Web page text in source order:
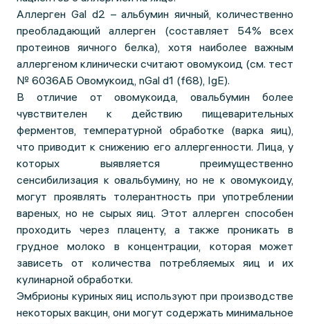
Аллерген Gal d2 – альбумин яичный, количественно
преобладающий аллерген (составляет 54% всех
протеинов яичного белка), хотя наиболее важным
аллергеном клинически считают овомукоид (см. тест
№ 6036АБ Овомукоид, nGal d1 (f68), IgE).
В отличие от овомукоида, овальбумин более
чувствителен к действию пищеварительных
ферментов, температурной обработке (варка яиц),
что приводит к снижению его аллергенности. Лица, у
которых выявляется преимущественно
сенсибилизация к овальбумину, но не к овомукоиду,
могут проявлять толерантность при употреблении
вареных, но не сырых яиц. Этот аллерген способен
проходить через плаценту, а также проникать в
грудное молоко в концентрации, которая может
зависеть от количества потребляемых яиц и их
кулинарной обработки.
Эмбрионы куриных яиц используют при производстве
некоторых вакцин, они могут содержать минимальное